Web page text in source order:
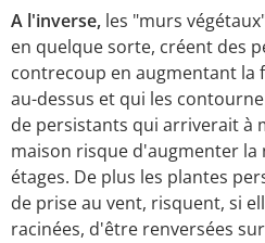
A l'inverse, les "murs
en quelque sorte, créent des
contrecoup en augmentant la
au-dessus et qui les
de persistants qui arriverait à
maison risque d'augmenter la
étages. De plus les plantes
de prise au vent, risquent, si
racinées, d'être renversées